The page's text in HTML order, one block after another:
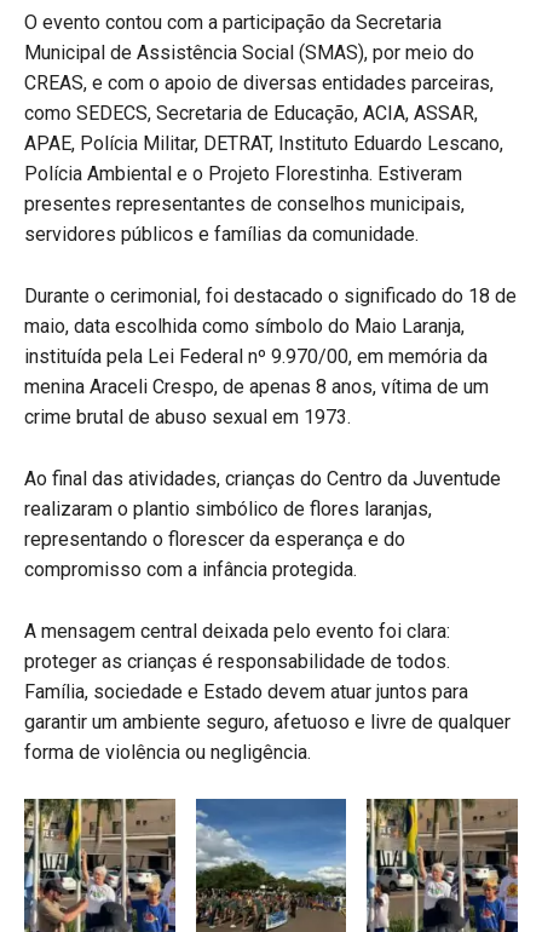
O evento contou com a participação da Secretaria
Municipal de Assistência Social (SMAS), por meio do
CREAS, e com o apoio de diversas entidades parceiras,
como SEDECS, Secretaria de Educação, ACIA, ASSAR,
APAE, Polícia Militar, DETRAT, Instituto Eduardo Lescano,
Polícia Ambiental e o Projeto Florestinha. Estiveram
presentes representantes de conselhos municipais,
servidores públicos e famílias da comunidade.
Durante o cerimonial, foi destacado o significado do 18 de
maio, data escolhida como símbolo do Maio Laranja,
instituída pela Lei Federal nº 9.970/00, em memória da
menina Araceli Crespo, de apenas 8 anos, vítima de um
crime brutal de abuso sexual em 1973.
Ao final das atividades, crianças do Centro da Juventude
realizaram o plantio simbólico de flores laranjas,
representando o florescer da esperança e do
compromisso com a infância protegida.
A mensagem central deixada pelo evento foi clara:
proteger as crianças é responsabilidade de todos.
Família, sociedade e Estado devem atuar juntos para
garantir um ambiente seguro, afetuoso e livre de qualquer
forma de violência ou negligência.